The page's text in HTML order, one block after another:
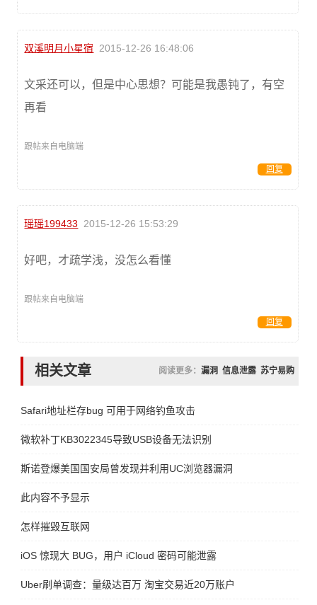
双溪明月小星宿 2015-12-26 16:48:06
文采还可以，但是中心思想？可能是我愚钝了，有空
再看
跟帖来自电脑端
回复
瑶瑶199433 2015-12-26 15:53:29
好吧，才疏学浅，没怎么看懂
跟帖来自电脑端
回复
相关文章 阅读更多： 漏洞 信息泄露 苏宁易购
Safari地址栏存bug 可用于网络钓鱼攻击
微软补丁KB3022345导致USB设备无法识别
斯诺登爆美国国安局曾发现并利用UC浏览器漏洞
此内容不予显示
怎样摧毁互联网
iOS 惊现大 BUG，用户 iCloud 密码可能泄露
Uber刷单调查：量级达百万 淘宝交易近20万账户